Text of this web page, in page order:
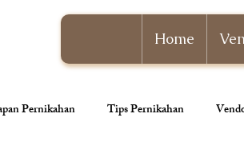
Home
Pernikahan Tips Pernikahan